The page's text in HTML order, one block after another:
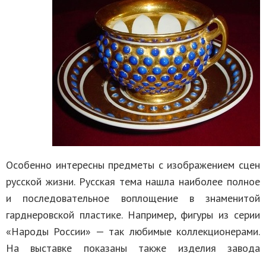
Особенно интересны предметы с изображением сцен
русской жизни. Русская тема нашла наиболее полное
и последовательное воплощение в знаменитой
гарднеровской пластике. Например, фигуры из серии
«Народы России» — так любимые коллекционерами.
На выставке показаны также изделия завода